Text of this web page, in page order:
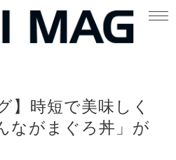
】時短で美味しく
ながまぐろ丼」が